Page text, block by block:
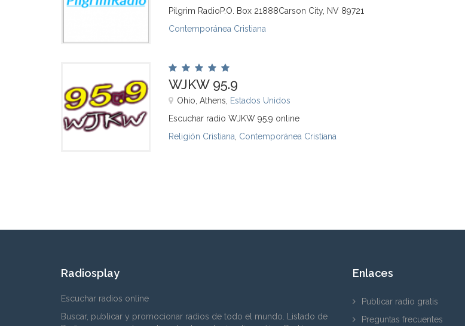
Pilgrim RadioP.O. Box 21888Carson City, NV 89721
Contemporánea Cristiana
WJKW 95.9
Ohio, Athens,
Estados Unidos
Escuchar radio WJKW 95.9 online
Religión Cristiana Contemporánea Cristiana
Radiosplay
Escuchar radios online
Buscar, publicar y promocionar radios de todo el mundo. Listado de
Enlaces
Publicar radio gratis
Preguntas frecuentes